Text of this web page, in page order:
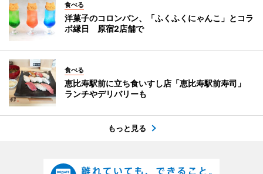
食べる
洋菓子のコロンバン、「ふくふくにゃんこ」とコラ
ボ縁日 原宿2店舗で
食べる
恵比寿駅前に立ち食いすし店「恵比寿駅前寿司」
ランチやデリバリーも
もっと見る